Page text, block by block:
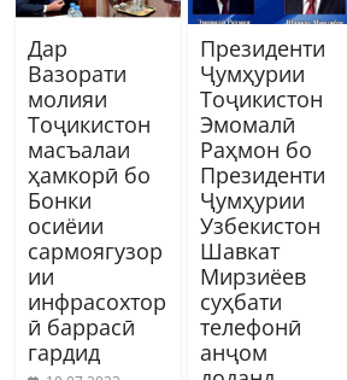
Дар
Вазорати
молияи
Тоҷикистон
масъалаи
ҳамкорӣ бо
Бонки
осиёии
сармоягузор
ии
инфрасохтор
ӣ баррасӣ
гардид
Президенти
Ҷумҳурии
Тоҷикистон
Эмомалӣ
Раҳмон бо
Президенти
Ҷумҳурии
Узбекистон
Шавкат
Мирзиёев
суҳбати
телефонӣ
анҷом